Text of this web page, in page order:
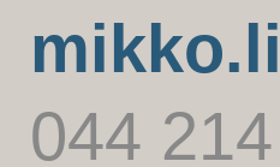
044